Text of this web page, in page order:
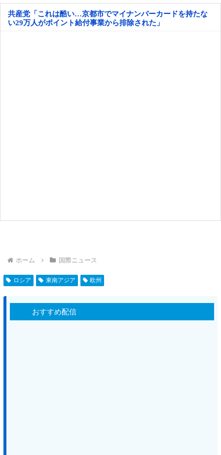
共産党「これは酷い…京都市でマイナンバーカードを持たな
い29万人がポイント給付事業から排除された」
ホーム 国際ニュース
ロシア 東南アジア 欧州
おすすめ配信